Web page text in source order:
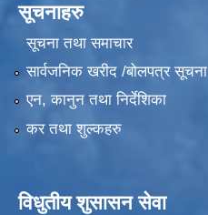
सूचनाहरु
सूचना तथा समाचार
सार्वजनिक खरीद /बोलपत्र सूचना
एन, कानुन तथा निर्देशिका
कर तथा शुल्कहरु
विधुतीय शुसासन सेवा